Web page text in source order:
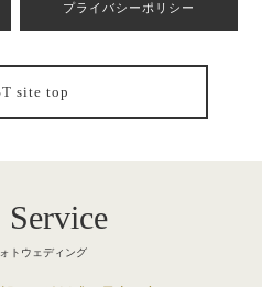
プライバシーポリシー
site top
Service
トウェディング